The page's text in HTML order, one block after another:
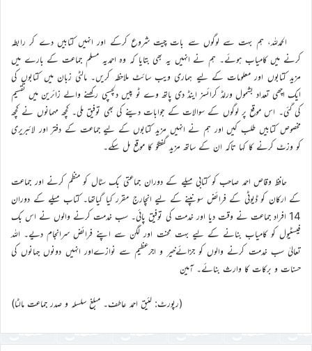
الحمدللہ، ہم بہت سے لوگوں سے بات چیت شروع کرکے اور انہیں کتابیں دے کر رابطہ
کرنے میں کامیاب ہوئے۔ ہم نے انہیں یہ بھی بتایا کہ وہ احمدیہ مسلم جماعت کے بارے میں
مزید کتابوں اور معلومات کے لیے ہماری ویب سائٹ ملاحظہ کریں۔ مالٹی زبان میں کتابوں کی
ایک اچھی تعداد بشمول ورلڈ کرائسز اینڈ دی پاتھ وے ٹو پیس دلچسپی رکھنے والے زائرین میں تقسیم
کی گئی۔ اس موقع پر لوگوں کے سوالات کے جوابات دینے کی بھی توفیق ملی۔ کچھ مہمانوں نے کچھ
مخصوص کتابیں طلب کیں اور ہم نے انہیں مزید کتابوں کے لیے جماعت کے دفتر اور لائبریری
کو وزٹ کرنے کا کہا تاکہ ان کے ساتھ مزید گفتگو کا موقع مل سکے۔
حافظ وقاص احمد صاحب کو کتابی میلے کے دوران جماعتی بک سٹال کو منظم کرنے اور جماعت
کے ارکان کو ڈیوٹی کے فرائض سونپنے کے لیے انچارج مقرر کیا گیاتھا۔ کتاب میلے کے دوران
14 افراد جماعت نے وقت دیا اور خدمت کی توفیق پائی۔ سب خدمت کرنے والوں نے اس بک
فیسٹیول کو کامیاب بنانے کے لیے بہت محنت اور لگن سے اپنے فرائض سرانجام دیے۔ اللہ
تعالیٰ سب خدمت کرنے والوں کو جزائےخیر و اجرعظیم سے نوازےاور انہیں دونوں جہانوں کی
حسنات و برکات کا وارث بنائے۔ آمین
(رپورٹ: لئیق احمد عاطف۔ مبلغ سلسلہ و صدر جماعت مالٹا)